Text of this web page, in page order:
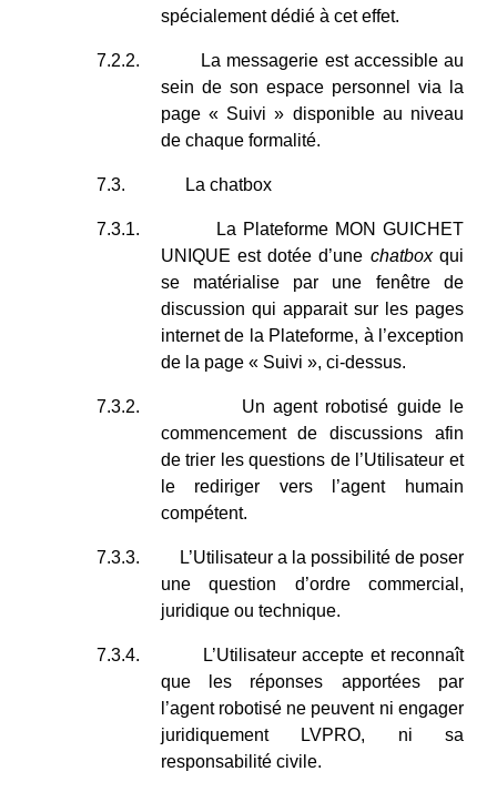
spécialement dédié à cet effet.
7.2.2.
La messagerie est accessible au
sein de son espace personnel via la
page « Suivi » disponible au niveau
de chaque formalité.
7.3. La chatbox
7.3.1.
La Plateforme MON GUICHET
UNIQUE est dotée d’une chatboxqui
se matérialise par une fenêtre de
discussion qui apparait sur les pages
internet de la Plateforme, à l’exception
de la page « Suivi », ci-dessus.
7.3.2.
Un agent robotisé guide le
commencement de discussions afin
de trier les questions de l’Utilisateur et
le rediriger vers l’agent humain
compétent.
7.3.3.
L’Utilisateur a la possibilité de poser
une question d’ordre commercial,
juridique ou technique.
7.3.4.
L’Utilisateur accepte et reconnaît
que les réponses apportées par
l’agent robotisé ne peuvent ni engager
juridiquement LVPRO, ni sa
responsabilité civile.